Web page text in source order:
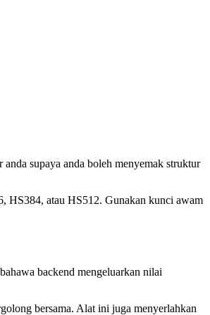
supaya anda boleh menyemak struktur
HS384, atau HS512. Gunakan kunci awam
backend mengeluarkan nilai
bersama. Alat ini juga menyerlahkan